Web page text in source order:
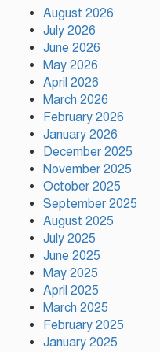
দুই
August 2026
July 2026
June 2026
May 2026
April 2026
March 2026
February 2026
January 2026
December 2025
November 2025
October 2025
September 2025
August 2025
July 2025
June 2025
May 2025
April 2025
March 2025
February 2025
January 2025